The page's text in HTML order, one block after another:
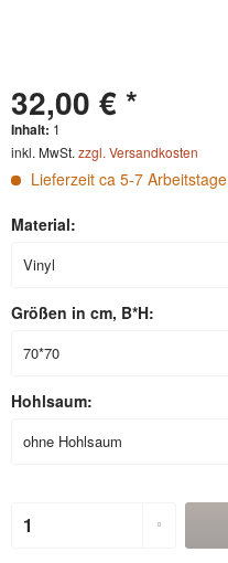
32,00 € *
Inhalt: 1
inkl. MwSt. zzgl. Versandkosten
Lieferzeit ca 5-7 Arbeitstage
Material:
Größen in cm, B*H:
Hohlsaum: